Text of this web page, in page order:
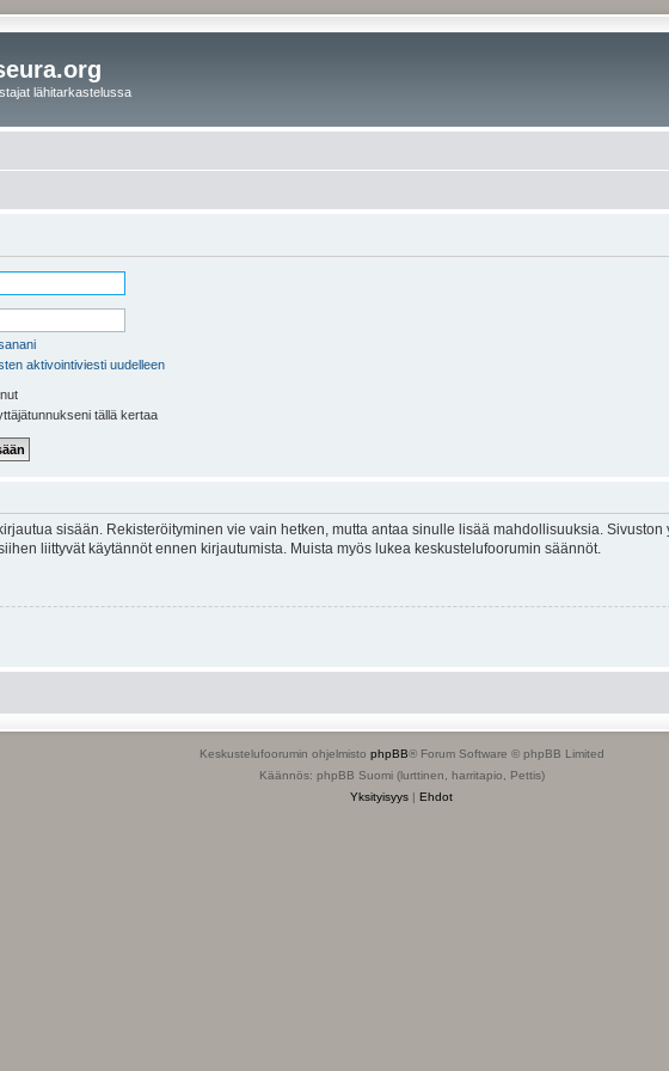
lähitarkastelussa
aktivointiviesti uudelleen
tällä kertaa
sisään. Rekisteröityminen vie vain hetken, mutta antaa sinulle lisää mahdollisuuksia.
liittyvät käytännöt ennen kirjautumista. Muista myös lukea keskustelufoorumin säännöt.
Keskustelufoorumin ohjelmisto phpBB® Forum Software © phpBB Limited
Käännös: phpBB Suomi (lurttinen, harritapio, Pettis)
Yksityisyys | Ehdot